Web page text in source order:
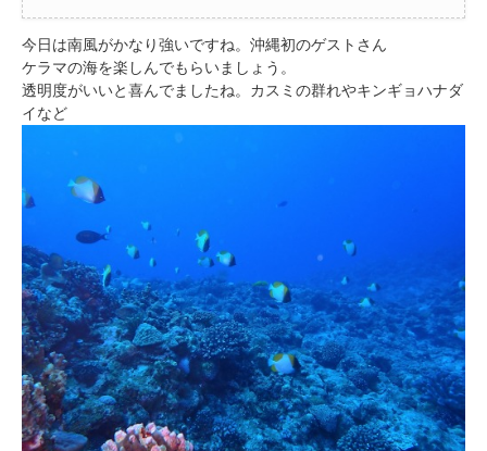
今日は南風がかなり強いですね。沖縄初のゲストさん
ケラマの海を楽しんでもらいましょう。
透明度がいいと喜んでましたね。カスミの群れやキンギョハナダ
イなど